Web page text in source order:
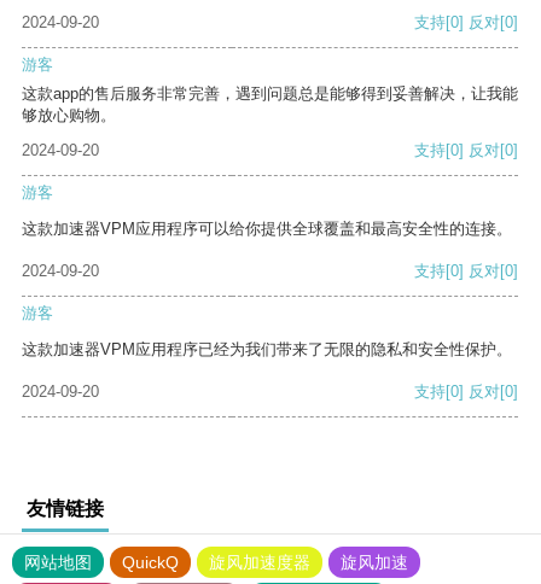
2024-09-20 支持[0] 反对[0]
游客
这款app的售后服务非常完善，遇到问题总是能够得到妥善解决，让我能
够放心购物。
2024-09-20
支持[0] 反对[0]
游客
这款加速器VPM应用程序可以给你提供全球覆盖和最高安全性的连接。
2024-09-20 支持[0] 反对[0]
游客
这款加速器VPM应用程序已经为我们带来了无限的隐私和安全性保护。
2024-09-20 支持[0] 反对[0]
友情链接
网站地图 QuickQ 旋风加速度器 旋风加速